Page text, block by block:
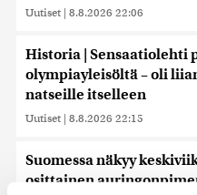
Uutiset | 8.8.2026 22:06
Historia | Sensaatiolehti
olympiayleisöltä – oli
natseille itselleen
Uutiset | 8.8.2026 22:15
Suomessa näkyy
osittainen